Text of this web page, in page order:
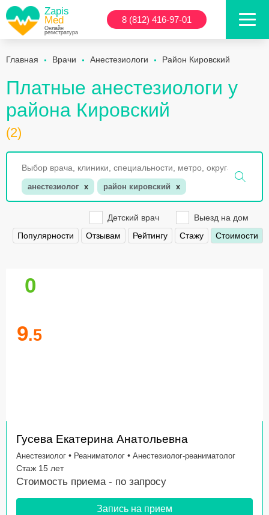
Zapis
Med
Онлайн
регистратура
8 (812) 416-97-01
Главная Врачи Анестезиологи Район Кировский
Платные анестезиологи у
района Кировский
(2)
анестезиолог x район кировский x
Детский врач
Выезд на дом
Популярности
Отзывам Рейтингу Стажу Стоимости
0
9.5
Гусева Екатерина Анатольевна
Анестезиолог • Реаниматолог • Анестезиолог-реаниматолог
Стаж 15 лет
Стоимость приема - по запросу
Запись на прием